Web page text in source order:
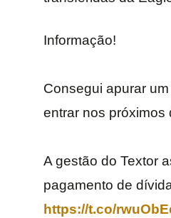
Informação!
Consegui apurar
entrar nos próximos
A gestão do Textor
pagamento de
https://t.co/